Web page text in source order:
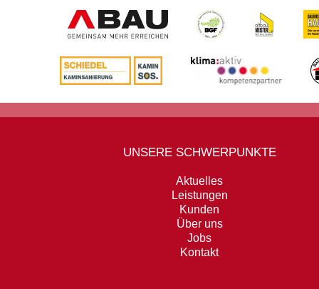
UNSERE SCHWERPUNKTE
Aktuelles
Leistungen
Kunden
Über uns
Jobs
Kontakt